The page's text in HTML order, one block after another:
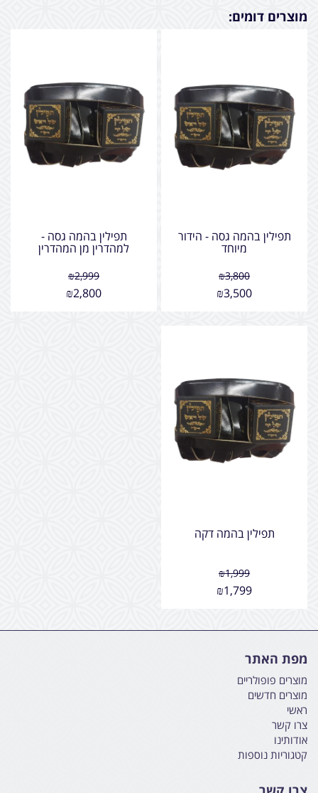
מוצרים דומים:
תפילין בהמה גסה - הידור
מיוחד
₪3,800
₪3,500
תפילין בהמה גסה -
למהדרין מן המהדרין
₪2,999
₪2,800
תפילין בהמה דקה
₪1,999
₪1,799
מפת האתר
מוצרים פופולריים
מוצרים חדשים
ראשי
צרו קשר
אודותינו
קטגוריות נוספות